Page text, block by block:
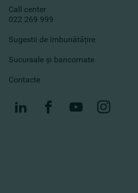
Call center
022 269 999
Sugestii de îmbunătățire
Sucursale și bancomate
Contacte